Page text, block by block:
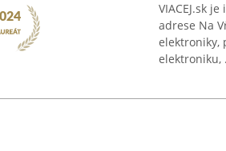
VIACEJ.sk
adrese Na
elektroniky,
elektroniku,